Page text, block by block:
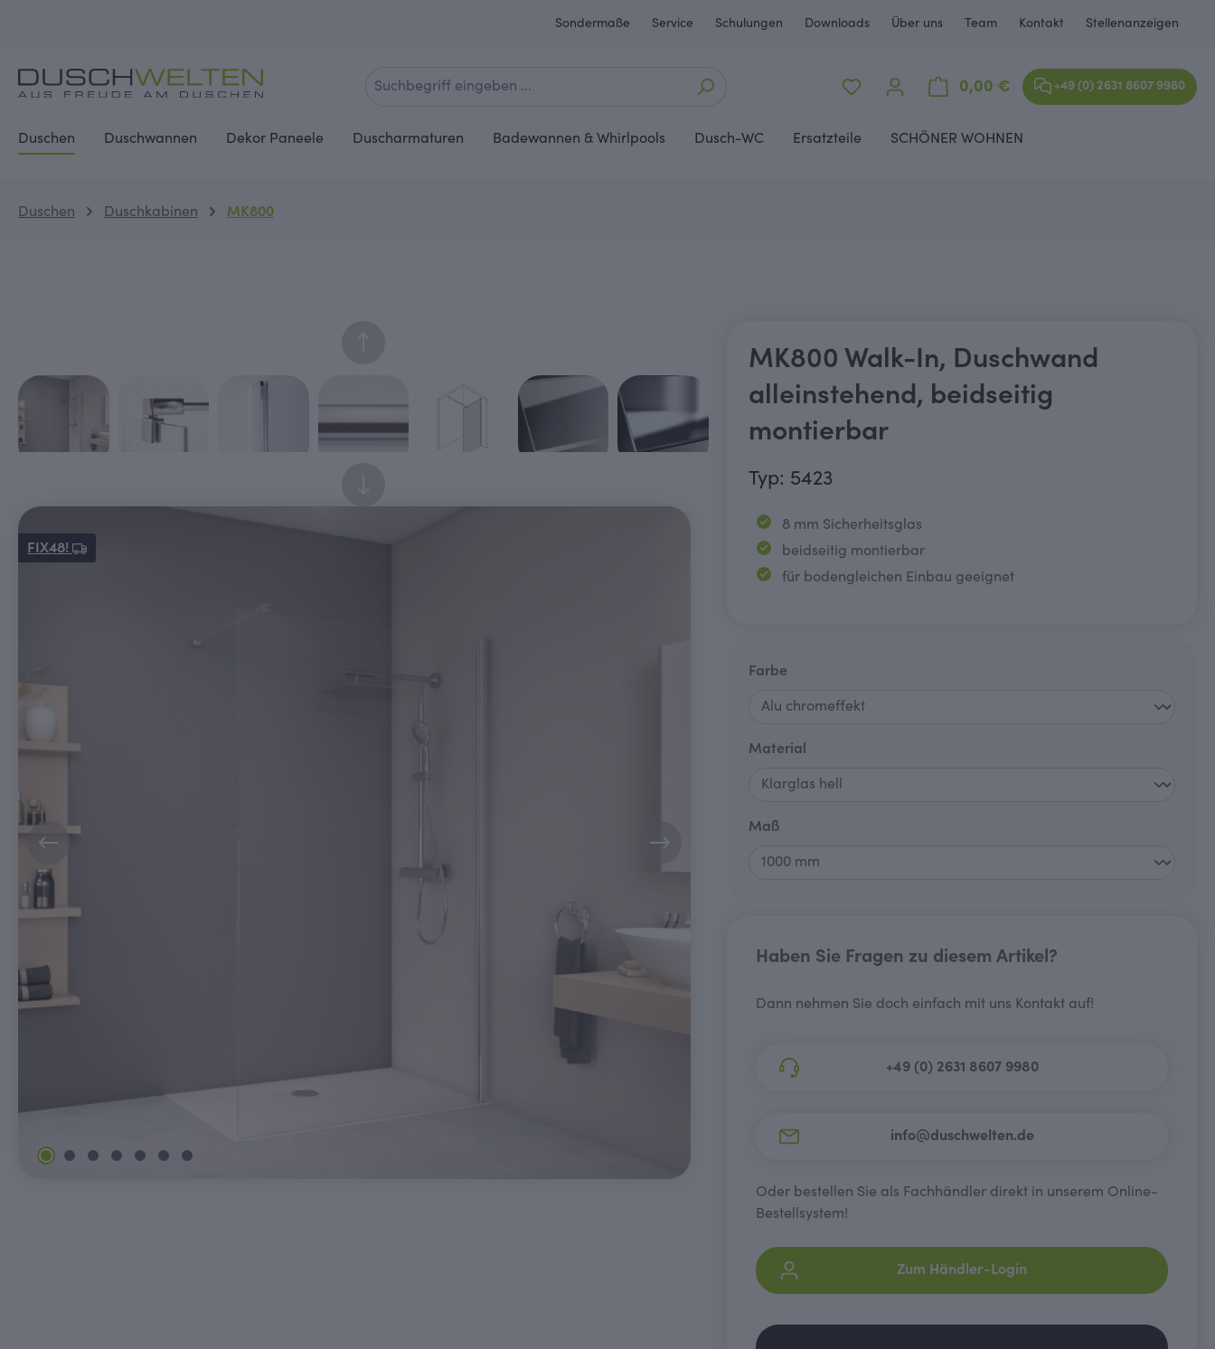
Sondermaße Service Schulungen Downloads Über uns Team Kontakt Stellenanzeigen
0,00 €Warenkorb enthält 0
+49 (0) 2631 8607 9980
Duschen Duschwannen Dekor Paneele Duscharmaturen Badewannen & Whirlpools Dusch-WC Ersatzteile SCHÖNER WOHNEN
Duschen Duschkabinen MK800
FIX48!
MK800 Walk-In, Duschwand
alleinstehend, beidseitig
montierbar
Typ: 5423
8 mm Sicherheitsglas
beidseitig montierbar
für bodengleichen Einbau geeignet
Farbe
Material
Maßauswählen
Haben Sie Fragen zu diesem Artikel?
Dann nehmen Sie doch einfach mit uns Kontakt auf!
+49 (0) 2631 8607 9980
info@duschwelten.de
Oder bestellen Sie als Fachhändler direkt in unserem Online-
Bestellsystem!
Zum Händler-Login